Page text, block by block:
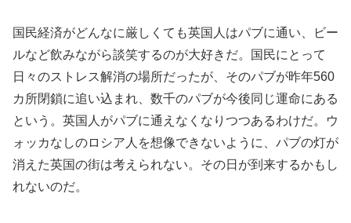
国民経済がどんなに厳しくても英国人はパブに通い、ビー
ルなど飲みながら談笑するのが大好きだ。国民にとって
日々のストレス解消の場所だったが、そのパブが昨年560
カ所閉鎖に追い込まれ、数千のパブが今後同じ運命にある
という。英国人がパブに通えなくなりつつあるわけだ。ウ
ォッカなしのロシア人を想像できないように、パブの灯が
消えた英国の街は考えられない。その日が到来するかもし
れないのだ。